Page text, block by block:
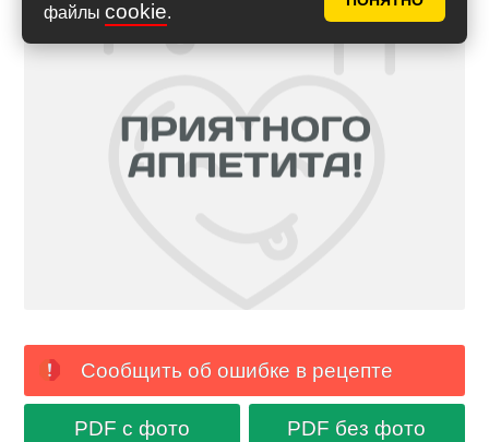
файлы cookie.
Сообщить об ошибке в рецепте
PDF с фото PDF без фото